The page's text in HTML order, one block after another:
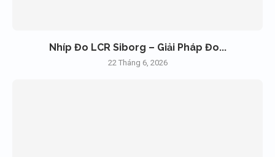
Nhíp Đo LCR Siborg – Giải Pháp Đo...
22 Tháng 6, 2026